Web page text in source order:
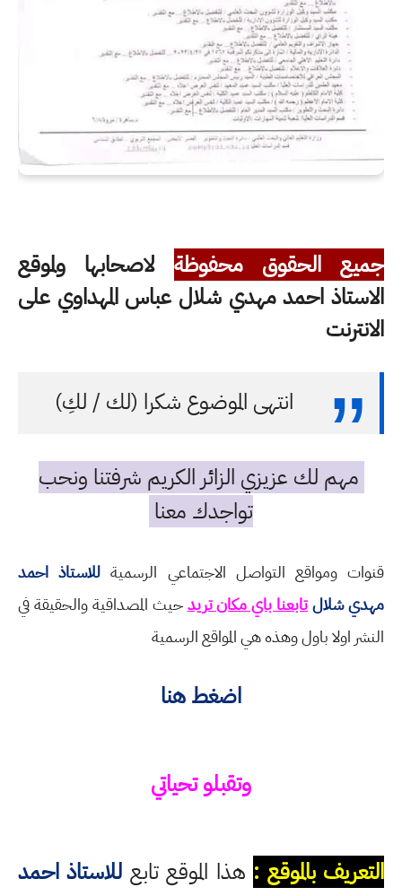
جميع الحقوق محفوظة لاصحابها ولموقع
الاستاذ احمد مهدي شلال عباس المهداوي على
الانترنت
انتهى الموضوع شكرا (لك / لكِ)
مهم لك عزيزي الزائر الكريم شرفتنا ونحب
تواجدك معنا
قنوات ومواقع التواصل الاجتماعي الرسمية للاستاذ احمد
مهدي شلالتابعنا باي مكان تريدحيث المصداقية والحقيقة في
النشر اولا باول وهذه هي المواقع الرسمية
اضغط هنا
وتقبلو تحياتي
التعريف بالموقع : هذا الموقع تابع للاستاذ احمد